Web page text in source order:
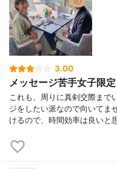
3.00
メッセージ苦手女子限定
これも、周りに真剣交際まで
ジをしたい派なので向いてま
けるので、時間効率は良いと